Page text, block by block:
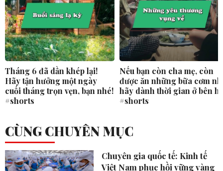
Tháng 6 đã dần khép lại!
Hãy tận hưởng một ngày
cuối tháng trọn vẹn, bạn nhé!
#shorts
Nếu bạn còn cha mẹ, còn
được ăn những bữa cơm
hãy dành thời gian ở bên
#shorts
CÙNG CHUYÊN MỤC
Chuyên gia quốc tế: Kinh tế
Việt Nam phục hồi vững vàng